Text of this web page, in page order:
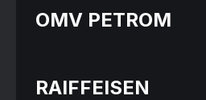
OMV PETROM
RAIFFEISEN